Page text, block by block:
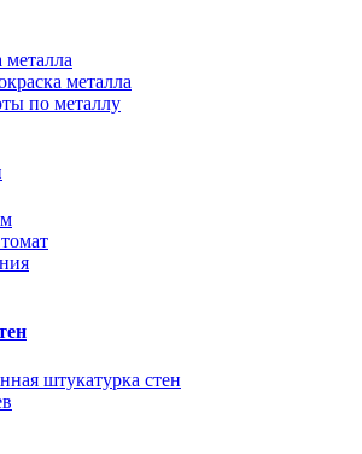
металла
металла
по металлу
штукатурка стен